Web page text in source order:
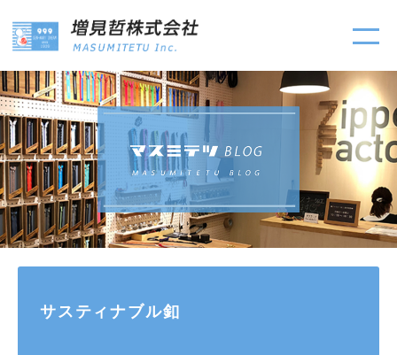
サスティナブル釦